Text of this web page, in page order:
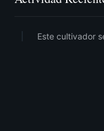
Este cultivador